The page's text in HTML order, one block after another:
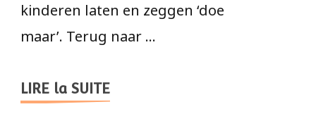
kinderen laten en zeggen ‘doe
maar’. Terug naar …
LIRE la SUITE